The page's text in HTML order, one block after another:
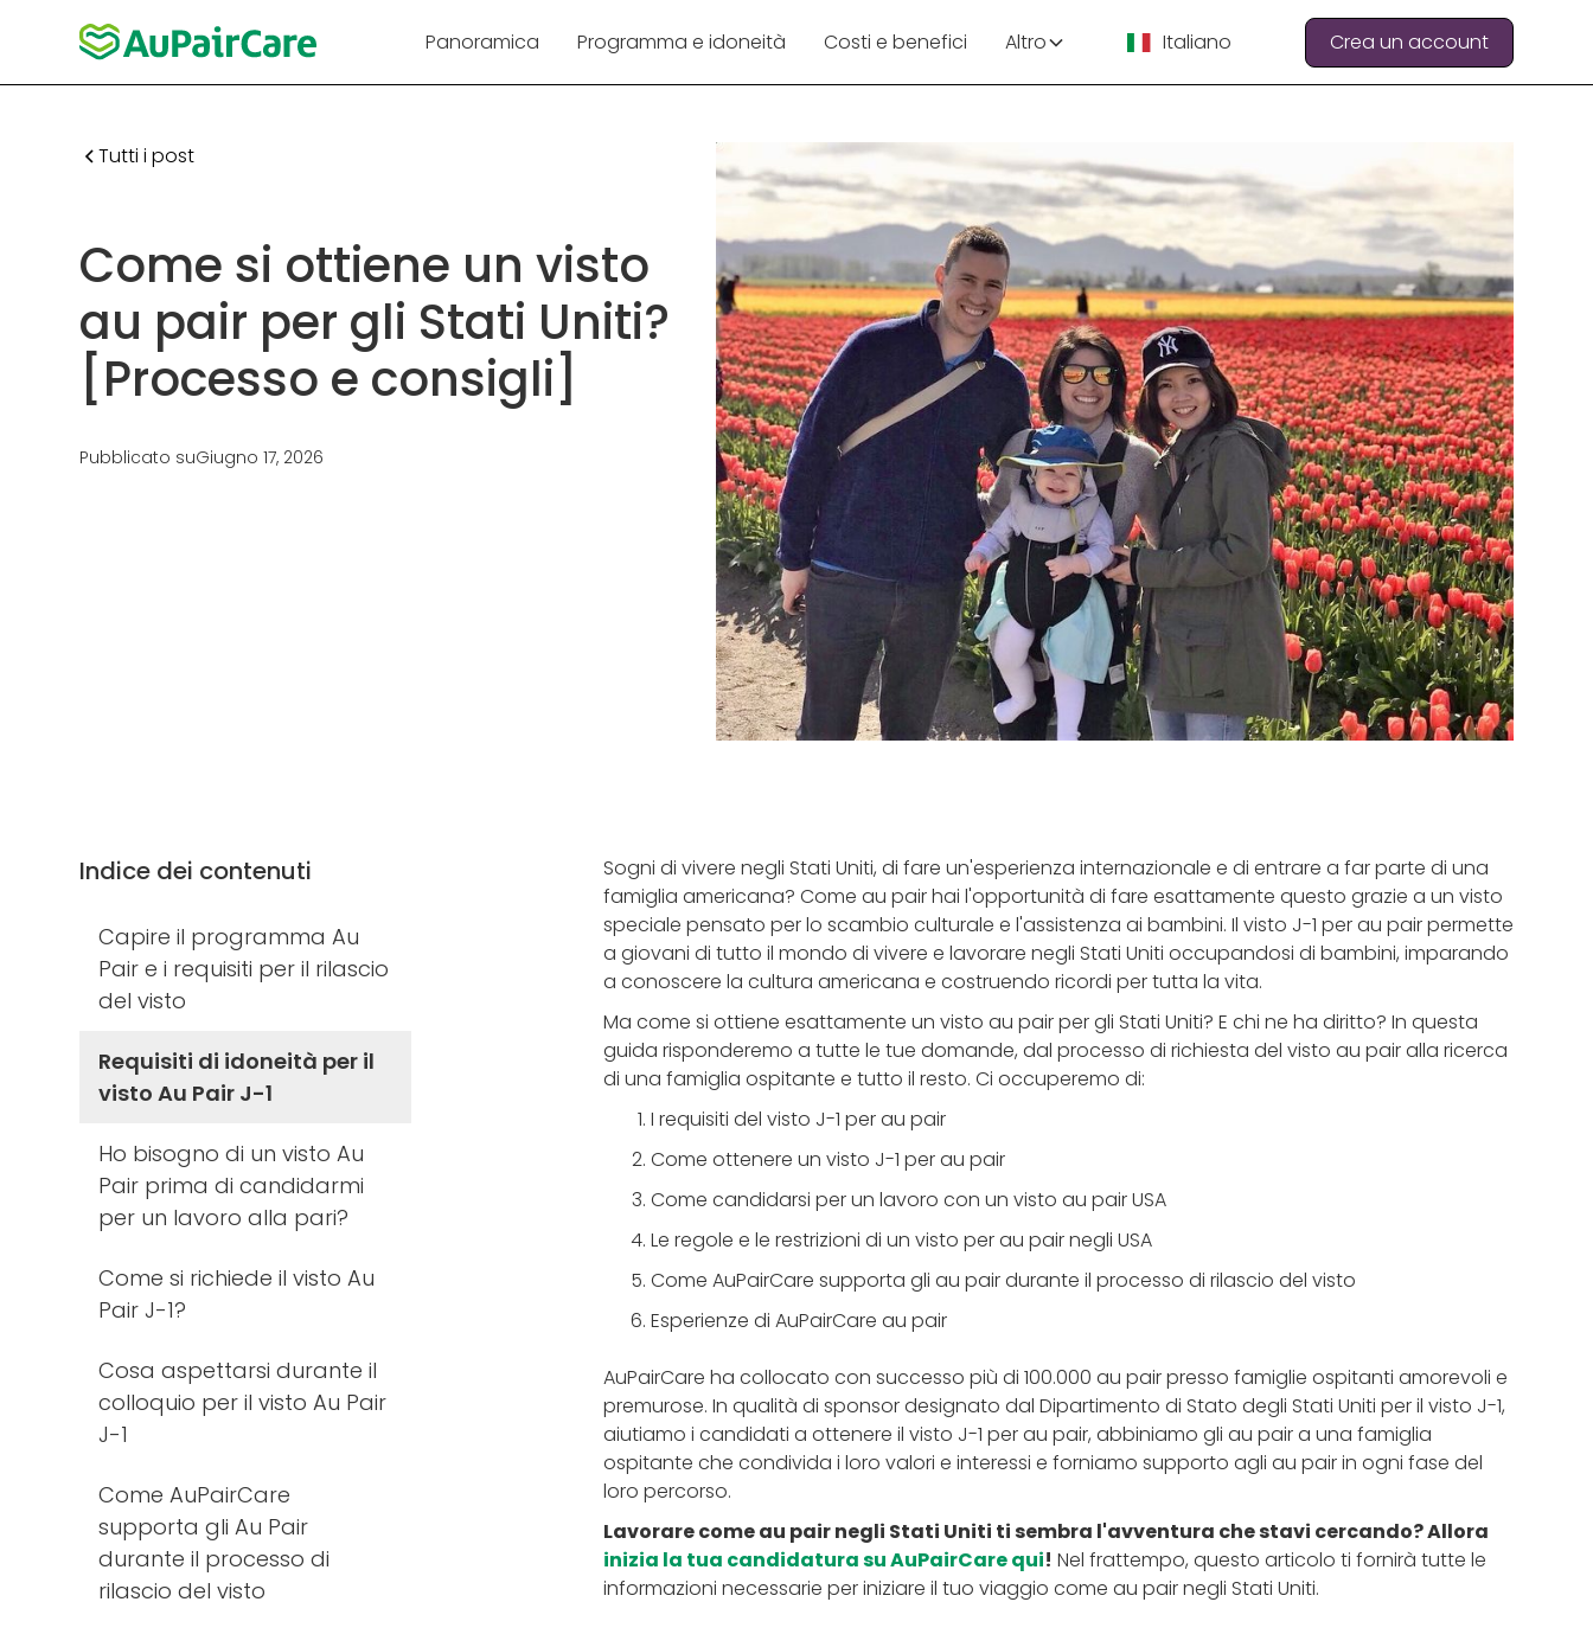
Panoramica Programma e idoneità Costi e benefici Altro Italiano Crea un account
Tutti i post
Come si ottiene un visto
au pair per gli Stati Uniti?
[Processo e consigli]
Pubblicato suGiugno 17, 2026
Indice dei contenuti
Capire il programma Au
Pair e i requisiti per il rilascio
del visto
Requisiti di idoneità per il
visto Au Pair J-1
Ho bisogno di un visto Au
Pair prima di candidarmi
per un lavoro alla pari?
Come si richiede il visto Au
Pair J-1?
Cosa aspettarsi durante il
colloquio per il visto Au Pair
J-1
Come AuPairCare
supporta gli Au Pair
durante il processo di
rilascio del visto
Sogni di vivere negli Stati Uniti, di fare un'esperienza internazionale e di entrare a far parte di una
famiglia americana? Come au pair hai l'opportunità di fare esattamente questo grazie a un visto
speciale pensato per lo scambio culturale e l'assistenza ai bambini. Il visto J-1 per au pair permette
a giovani di tutto il mondo di vivere e lavorare negli Stati Uniti occupandosi di bambini, imparando
a conoscere la cultura americana e costruendo ricordi per tutta la vita.
Ma come si ottiene esattamente un visto au pair per gli Stati Uniti? E chi ne ha diritto? In questa
guida risponderemo a tutte le tue domande, dal processo di richiesta del visto au pair alla ricerca
di una famiglia ospitante e tutto il resto. Ci occuperemo di:
I requisiti del visto J-1 per au pair
Come ottenere un visto J-1 per au pair
Come candidarsi per un lavoro con un visto au pair USA
Le regole e le restrizioni di un visto per au pair negli USA
Come AuPairCare supporta gli au pair durante il processo di rilascio del visto
Esperienze di AuPairCare au pair
AuPairCare ha collocato con successo più di 100.000 au pair presso famiglie ospitanti amorevoli e
premurose. In qualità di sponsor designato dal Dipartimento di Stato degli Stati Uniti per il visto J-1,
aiutiamo i candidati a ottenere il visto J-1 per au pair, abbiniamo gli au pair a una famiglia
ospitante che condivida i loro valori e interessi e forniamo supporto agli au pair in ogni fase del
loro percorso.
Lavorare come au pair negli Stati Uniti ti sembra l'avventura che stavi cercando? Allora
inizia la tua candidatura su AuPairCare qui! Nel frattempo, questo articolo ti fornirà tutte le
informazioni necessarie per iniziare il tuo viaggio come au pair negli Stati Uniti.